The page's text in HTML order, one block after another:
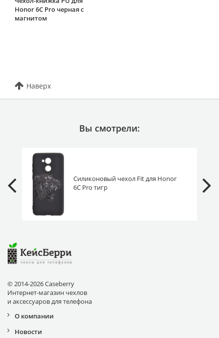
Honor 6C Pro черная с
магнитом
Наверх
Вы смотрели:
Силиконовый чехол Fit для Honor
6C Pro тигр
© 2014-2026 Caseberry
Интернет-магазин чехлов
и аксессуаров для телефона
О компании
Новости